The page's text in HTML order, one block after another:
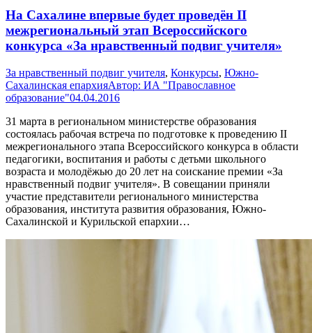
На Сахалине впервые будет проведён II
межрегиональный этап Всероссийского
конкурса «За нравственный подвиг учителя»
За нравственный подвиг учителя, Конкурсы, Южно-
Сахалинская епархияАвтор: ИА "Православное
образование"04.04.2016
31 марта в региональном министерстве образования
состоялась рабочая встреча по подготовке к проведению II
межрегионального этапа Всероссийского конкурса в области
педагогики, воспитания и работы с детьми школьного
возраста и молодёжью до 20 лет на соискание премии «За
нравственный подвиг учителя». В совещании приняли
участие представители регионального министерства
образования, института развития образования, Южно-
Сахалинской и Курильской епархии…